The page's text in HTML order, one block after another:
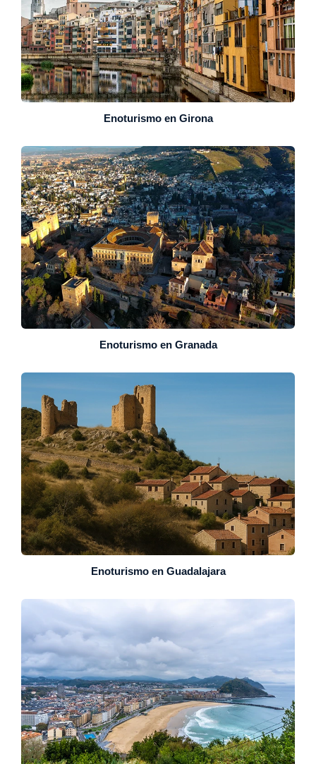
Enoturismo en Girona
Enoturismo en Granada
Enoturismo en Guadalajara